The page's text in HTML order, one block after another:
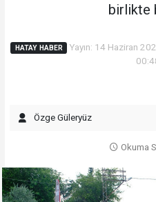
birlikte
HATAY HABER
Yayın: 14 Haziran
Özge Güleryüz
Okuma